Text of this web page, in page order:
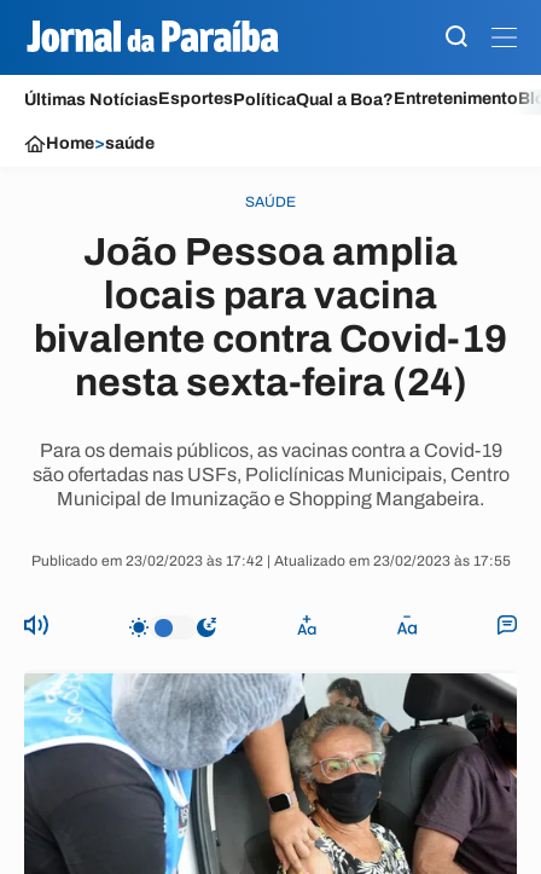
Últimas NotíciasEsportesPolíticaQual a Boa?Entretenimento
Home>saúde
SAÚDE
João Pessoa amplia
locais para vacina
bivalente contra Covid-19
nesta sexta-feira (24)
Para os demais públicos, as vacinas contra a Covid-19
são ofertadas nas USFs, Policlínicas Municipais, Centro
Municipal de Imunização e Shopping Mangabeira.
Publicado em 23/02/2023 às 17:42 | Atualizado em 23/02/2023 às 17:55